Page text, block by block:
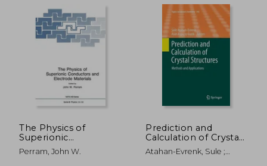
The Physics of
Superionic
Conductors and
Electrode Materials
Perram, John W.
Prediction and
Calculation of Crystal
Structures: Methods
and Applications (en
Atahan-Evrenk, Sule ;